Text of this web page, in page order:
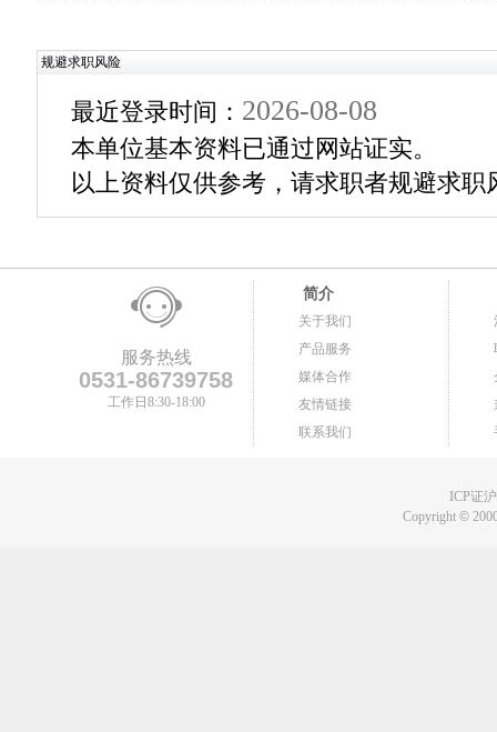
规避求职风险
最近登录时间： 2026-08-08
本单位基本资料已通过网站证实。
以上资料仅供参考，请求职者规避求职
服务热线
0531-86739758
工作日8:30-18:00
简介
关于我们
产品服务
媒体合作
友情链接
联系我们
ICP证
Copyright©